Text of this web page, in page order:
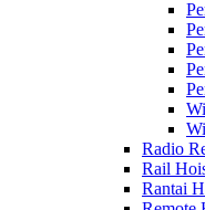
Radio
Rail
Rantai